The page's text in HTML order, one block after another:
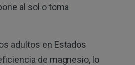
al sol o toma
adultos en Estados
de magnesio, lo